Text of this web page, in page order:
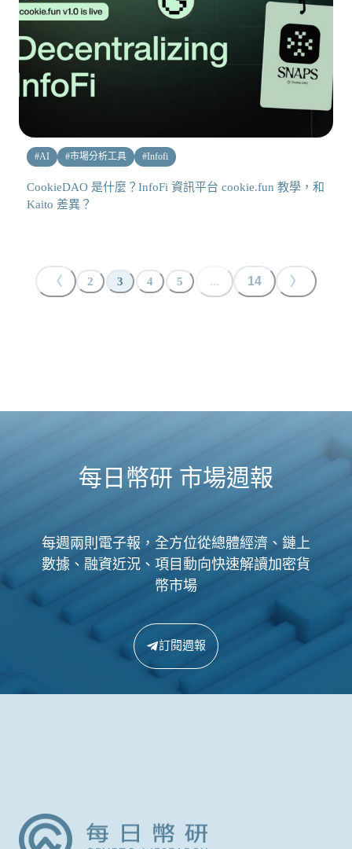
#AI #市場分析工具 #Infofi
CookieDAO 是什麼？InfoFi 資訊平台 cookie.fun 教學，和
Kaito 差異？
〈 2 3 4 5 ... 14 〉
每日幣研 市場週報
每週兩則電子報，全方位從總體經濟、鏈上
數據、融資近況、項目動向快速解讀加密貨
幣市場
訂閱週報